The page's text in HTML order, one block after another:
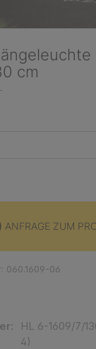
cm
HL 6-1609/7/
4)
ANFRAGE ZUM
060.1609-06